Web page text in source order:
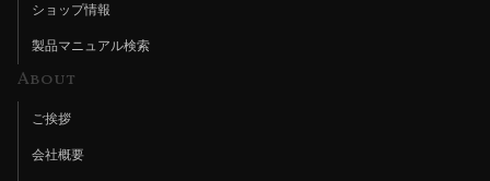
ショップ情報
製品マニュアル検索
About
ご挨拶
会社概要